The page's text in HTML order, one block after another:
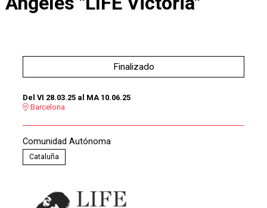
Finalizado
Del VI 28.03.25al MA 10.06.25
Barcelona
Comunidad Autónoma
Cataluña